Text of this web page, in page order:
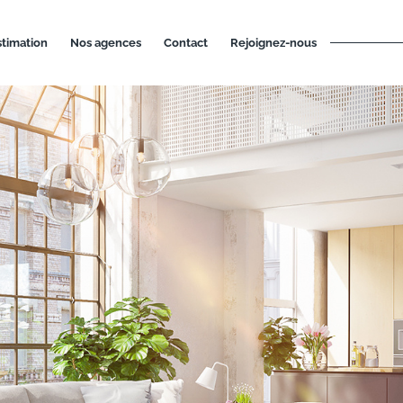
nos agences contact rejoignez-nous